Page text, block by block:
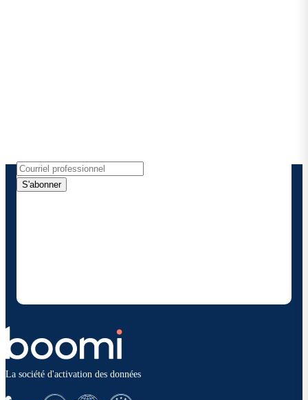
S'abonner
La société d'activation des données